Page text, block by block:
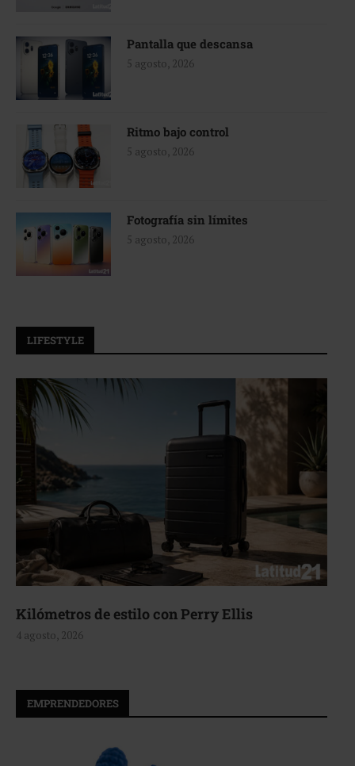
Pantalla que descansa
5 agosto, 2026
Ritmo bajo control
5 agosto, 2026
Fotografía sin límites
5 agosto, 2026
LIFESTYLE
Aerie, texturas que fluyen
4 agosto, 2026
EMPRENDEDORES